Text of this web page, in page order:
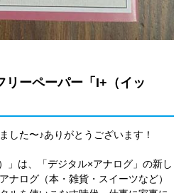
リーペーパー「I+（イッ
した〜♪ありがとうございます！
は、「デジタル×アナログ」の新し
ナログ（本・雑貨・スイーツなど）